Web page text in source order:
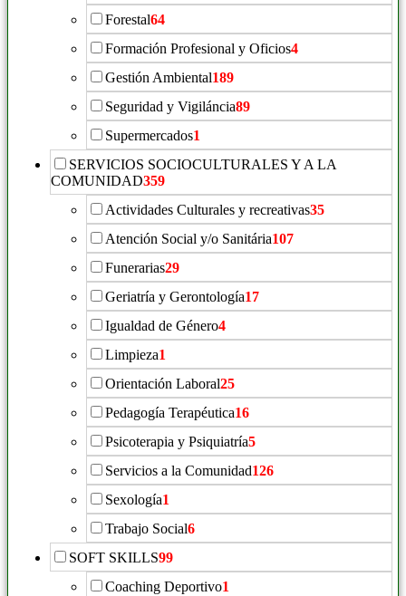
Forestal64
Formación Profesional y Oficios4
Gestión Ambiental189
Seguridad y Vigiláncia89
Supermercados1
SERVICIOS SOCIOCULTURALES Y A LA
COMUNIDAD359
Actividades Culturales y recreativas35
Atención Social y/o Sanitária107
Funerarias29
Geriatría y Gerontología17
Igualdad de Género4
Limpieza1
Orientación Laboral25
Pedagogía Terapéutica16
Psicoterapia y Psiquiatría5
Servicios a la Comunidad126
Sexología1
Trabajo Social6
SOFT SKILLS99
Coaching Deportivo1